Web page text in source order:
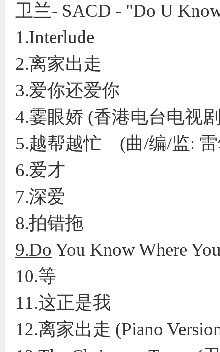
卫兰- SACD - "Do U
1.Interlude
2.离家出走
3.爱你还爱你
4.霎眼娇 (香港电台电
5.越帮越忙 (曲/编/监:
6.爱才
7.深爱
8.拍错拖
9.Do You Know Where
10.等
11.这正是我
12.离家出走 (Piano